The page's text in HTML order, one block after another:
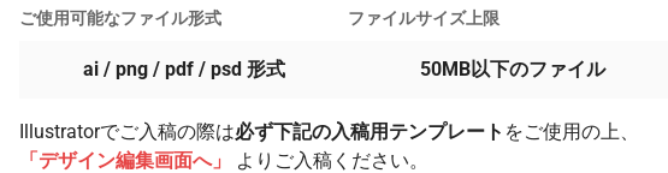
ご使用可能なファイル形式
ai / png / pdf / psd 形式
ファイルサイズ上限
50MB以下のファイル
Illustratorでご入稿の際は必ず下記の入稿用テンプレート をご使用の上、
「デザイン編集画面へ」
よりご入稿ください。